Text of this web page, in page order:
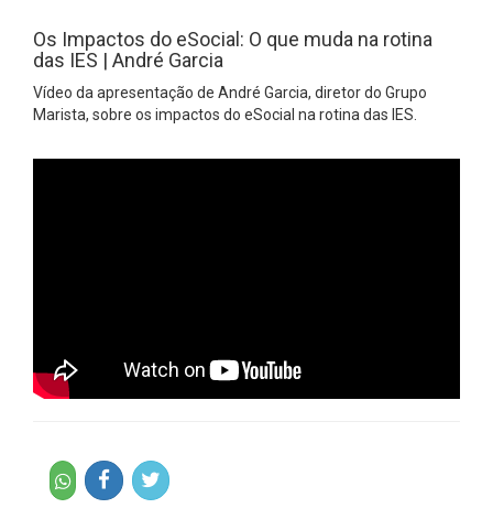
Os Impactos do eSocial: O que muda na rotina
das IES | André Garcia
Vídeo da apresentação de André Garcia, diretor do Grupo
Marista, sobre os impactos do eSocial na rotina das IES.